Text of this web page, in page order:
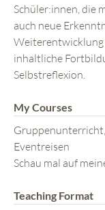
Schüler:innen, die
auch neue
inhaltliche
Selbstreflexion.
My Courses
Eventreisen
Schau mal auf
Teaching Format